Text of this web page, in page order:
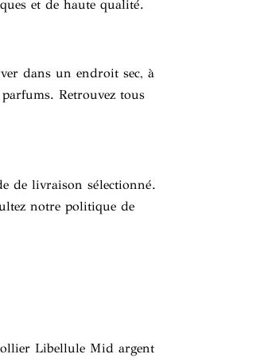
et de haute qualité.
dans un endroit sec, à
Retrouvez tous
de livraison sélectionné.
notre politique de